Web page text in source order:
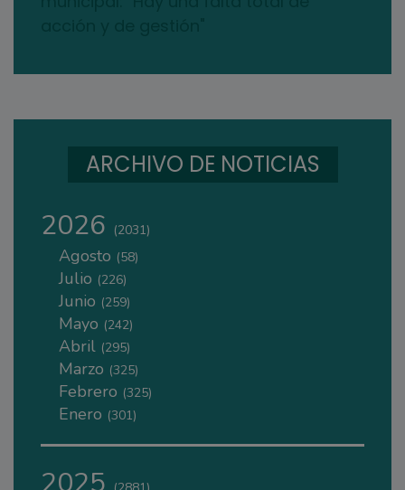
ARCHIVO DE NOTICIAS
2026 (2031)
Agosto (58)
Julio (226)
Junio (259)
Mayo (242)
Abril (295)
Marzo (325)
Febrero (325)
Enero (301)